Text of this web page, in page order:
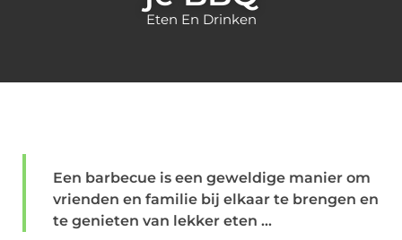
Eten En Drinken
Een barbecue is een geweldige manier om
vrienden en familie bij elkaar te brengen en
te genieten van lekker eten ...